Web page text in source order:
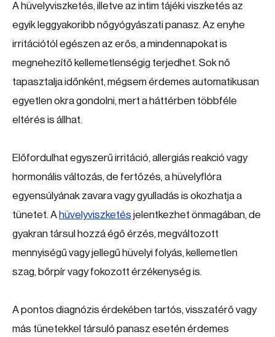
A hüvelyviszketés, illetve az intim tájéki viszketés az
egyik leggyakoribb nőgyógyászati panasz. Az enyhe
irritációtól egészen az erős, a mindennapokat is
megnehezítő kellemetlenségig terjedhet. Sok nő
tapasztalja időnként, mégsem érdemes automatikusan
egyetlen okra gondolni, mert a háttérben többféle
eltérés is állhat.
Előfordulhat egyszerű irritáció, allergiás reakció vagy
hormonális változás, de fertőzés, a hüvelyflóra
egyensúlyának zavara vagy gyulladás is okozhatja a
tünetet. A hüvelyviszketés jelentkezhet önmagában, de
gyakran társul hozzá égő érzés, megváltozott
mennyiségű vagy jellegű hüvelyi folyás, kellemetlen
szag, bőrpír vagy fokozott érzékenység is.
A pontos diagnózis érdekében tartós, visszatérő vagy
más tünetekkel társuló panasz esetén érdemes